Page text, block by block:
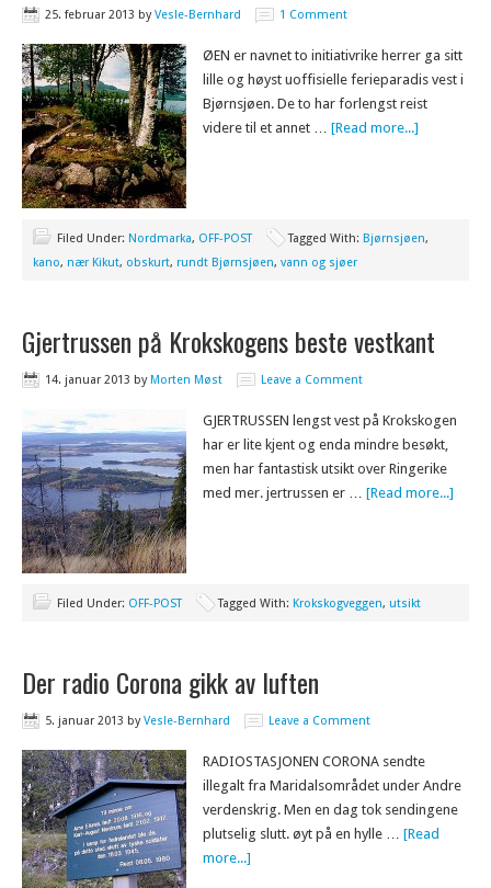
25. februar 2013 byVesle-Bernhard 1 Comment
ØEN er navnet to initiativrike herrer ga sitt
lille og høyst uoffisielle ferieparadis vest i
Bjørnsjøen. De to har forlengst reist
videre til et annet … [Read more...]
Filed Under: Nordmarka, OFF-POST Tagged With: Bjørnsjøen,
kano, nær Kikut, obskurt, rundt Bjørnsjøen, vann og sjøer
Gjertrussen på Krokskogens beste vestkant
14. januar 2013 byMorten Møst Leave a Comment
GJERTRUSSEN lengst vest på Krokskogen
har er lite kjent og enda mindre besøkt,
men har fantastisk utsikt over Ringerike
med mer. jertrussen er … [Read more...]
Filed Under: OFF-POST Tagged With: Krokskogveggen, utsikt
Der radio Corona gikk av luften
5. januar 2013 byVesle-Bernhard Leave a Comment
RADIOSTASJONEN CORONA sendte
illegalt fra Maridalsområdet under Andre
verdenskrig. Men en dag tok sendingene
plutselig slutt. øyt på en hylle … [Read
more...]